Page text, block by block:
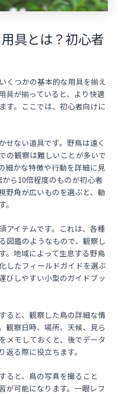
具とは？初心者
くつかの基本的な用具を揃え
具が揃っていると、より快適
す。ここでは、初心者向けに
せない道具です。野鳥は遠く
の観察は難しいことが多いで
細かな特徴や行動を詳細に見
ら10倍程度のものが初心者
野角が広いものを選ぶと、動
アイテムです。これは、各種
図鑑のようなもので、観察し
。地域によって生息する野鳥
したフィールドガイドを選ぶ
びしやすい小型のガイドブッ
ると、観察した鳥の詳細な情
観察日時、場所、天候、見ら
メモしておくと、後でデータ
返る際に役立ちます。
ると、鳥の写真を撮ること
が可能になります。一眼レフ